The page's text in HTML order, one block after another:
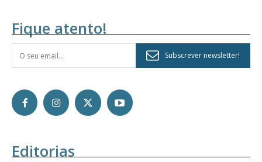
Fique atento!
Subscrever newsletter!
Editorias